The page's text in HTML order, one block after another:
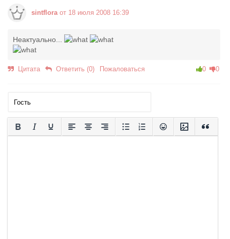
sintfloraот 18 июля 2008 16:39
Неактуально...
Цитата Ответить (0) Пожаловаться 0 0